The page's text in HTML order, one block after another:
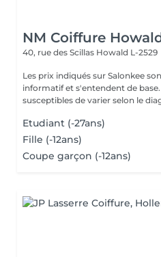
NM Coiffure
40, rue des Scillas Howald L-2529
Les prix indiqués sur Salonkee
informatif et s'entendent de
susceptibles de varier selon le
Etudiant (-27ans)
Fille (-12ans)
Coupe garçon (-12ans)